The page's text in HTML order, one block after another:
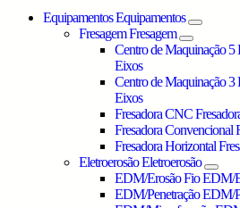
EquipamentosEquipamentos
FresagemFresagem
Centro de Maquinação 5
Eixos
Centro de Maquinação 3
Eixos
Fresadora CNC
Fresadora Convencional
Fresadora Horizontal
EletroerosãoEletroerosão
EDM/Erosão FioEDM/
EDM/PenetraçãoEDM/